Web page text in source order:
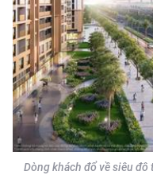
Dòng khách đổ về siêu